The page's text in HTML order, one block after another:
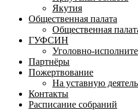
Якутия
Общественная палата
Общественная
ГУФСИН
Уголовно-
Партнёры
Пожертвование
На уставную
Контакты
Расписание собраний